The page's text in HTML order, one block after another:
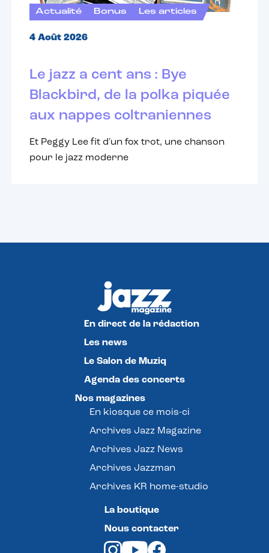
Actualité Bonus Les articles
4 Août 2026
Le jazz a cent ans : Bye
Blackbird, de la polka piquée
aux nappes coltraniennes
Et Peggy Lee fit d'un fox trot, une chanson
pour le jazz moderne
En direct de la rédaction
Les news
Le Salon de Muziq
Agenda des concerts
Nos magazines
En kiosque ce mois-ci
Archives Jazz Magazine
Archives Jazz News
Archives Jazzman
Archives KR home-studio
La boutique
Nous contacter